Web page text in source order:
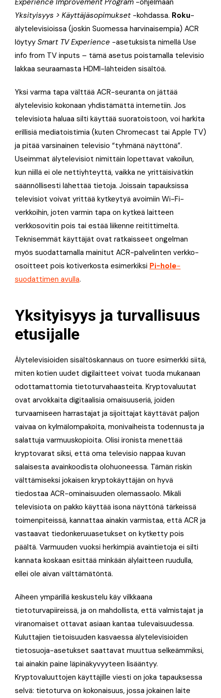
Yksityisyys > Käyttäjäsopimukset -kohdassa. Roku-
älytelevisioissa (joskin Suomessa harvinaisempia) ACR
löytyy Smart TV Experience -asetuksista nimellä Use
info from TV inputs – tämä asetus poistamalla televisio
lakkaa seuraamasta HDMI-lähteiden sisältöä.
Yksi varma tapa välttää ACR-seuranta on jättää
älytelevisio kokonaan yhdistämättä internetiin. Jos
televisiota haluaa silti käyttää suoratoistoon, voi harkita
erillisiä mediatoistimia (kuten Chromecast tai Apple TV)
ja pitää varsinainen televisio “tyhmänä näyttönä”.
Useimmat älytelevisiot nimittäin lopettavat vakoilun,
kun niillä ei ole nettiyhteyttä, vaikka ne yrittäisivätkin
säännöllisesti lähettää tietoja. Joissain tapauksissa
televisiot voivat yrittää kytkeytyä avoimiin Wi-Fi-
verkkoihin, joten varmin tapa on kytkeä laitteen
verkkosovitin pois tai estää liikenne reitittimeltä.
Teknisemmät käyttäjät ovat ratkaisseet ongelman
myös suodattamalla mainitut ACR-palvelinten verkko-
osoitteet pois kotiverkosta esimerkiksi Pi-hole-
suodattimen avulla.
Yksityisyys ja turvallisuus
etusijalle
Älytelevisioiden sisältöskannaus on tuore esimerkki siitä,
miten kotien uudet digilaitteet voivat tuoda mukanaan
odottamattomia tietoturvahaasteita. Kryptovaluutat
ovat arvokkaita digitaalisia omaisuuseriä, joiden
turvaamiseen harrastajat ja sijoittajat käyttävät paljon
vaivaa on kylmälompakoita, monivaiheista todennusta ja
salattuja varmuuskopioita. Olisi ironista menettää
kryptovarat siksi, että oma televisio nappaa kuvan
salaisesta avainkoodista olohuoneessa. Tämän riskin
välttämiseksi jokaisen kryptokäyttäjän on hyvä
tiedostaa ACR-ominaisuuden olemassaolo. Mikäli
televisiota on pakko käyttää isona näyttönä tärkeissä
toimenpiteissä, kannattaa ainakin varmistaa, että ACR ja
vastaavat tiedonkeruuasetukset on kytketty pois
päältä. Varmuuden vuoksi herkimpiä avaintietoja ei silti
kannata koskaan esittää minkään älylaitteen ruudulla,
ellei ole aivan välttämätöntä.
Aiheen ympärillä keskustelu käy vilkkaana
tietoturvapiireissä, ja on mahdollista, että valmistajat ja
viranomaiset ottavat asiaan kantaa tulevaisuudessa.
Kuluttajien tietoisuuden kasvaessa älytelevisioiden
tietosuoja-asetukset saattavat muuttua selkeämmiksi,
tai ainakin paine läpinäkyvyyteen lisääntyy.
Kryptovaluuttojen käyttäjille viesti on joka tapauksessa
selvä: tietoturva on kokonaisuus, jossa jokainen laite